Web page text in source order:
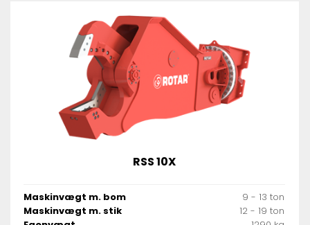
RSS 10X
Maskinvægt m. bom
9 - 13 ton
Maskinvægt m. stik
12 - 19 ton